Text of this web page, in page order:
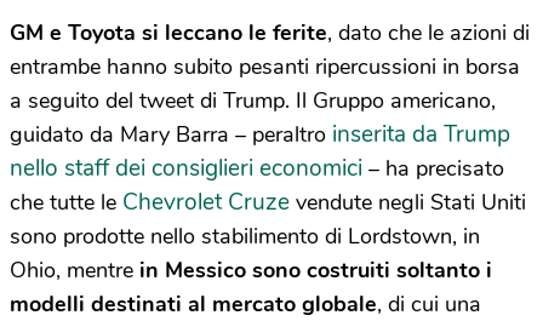
GM e Toyota si leccano le ferite, dato che le azioni di
entrambe hanno subito pesanti ripercussioni in borsa
a seguito del tweet di Trump. Il Gruppo americano,
guidato da Mary Barra – peraltro inserita da Trump
nello staff dei consiglieri economici – ha precisato
che tutte le Chevrolet Cruze vendute negli Stati Uniti
sono prodotte nello stabilimento di Lordstown, in
Ohio, mentre in Messico sono costruiti soltanto i
modelli destinati al mercato globale, di cui una